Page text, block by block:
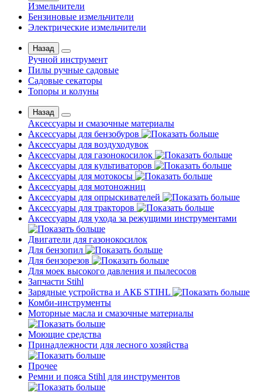
Измельчители
Бензиновые измельчители
Электрические измельчители
Назад
Ручной инструмент
Пилы ручные садовые
Садовые секаторы
Топоры и колуны
Назад
Аксессуары и смазочные материалы
Аксессуары для бензобуров
Аксессуары для воздуходувок
Аксессуары для газонокосилок
Аксессуары для культиваторов
Аксессуары для мотокосы
Аксессуары для мотоножниц
Аксессуары для опрыскивателей
Аксессуары для тракторов
Аксессуары для ухода за режущими инструментами
Двигатели для газонокосилок
Для бензопил
Для бензорезов
Для моек высокого давления и пылесосов
Запчасти Stihl
Зарядные устройства и АКБ STIHL
Комби-инструменты
Моторные масла и смазочные материалы
Моющие средства
Принадлежности для лесного хозяйства
Прочее
Ремни и пояса Stihl для инструментов